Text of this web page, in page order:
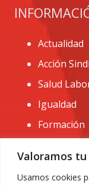
Valoramos
Usamos cookies
Actualidad
Acción
Salud
Igualdad
Formación
CONTACTO: